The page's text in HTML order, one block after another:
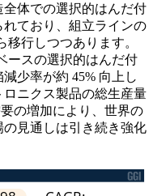
体での選択的はんだ付
ており、組立ラインの
移行しつつあります。
ースの選択的はんだ付
少率が約 45% 向上し
ニクス製品の総生産量
の増加により、世界の
見通しは引き続き強化